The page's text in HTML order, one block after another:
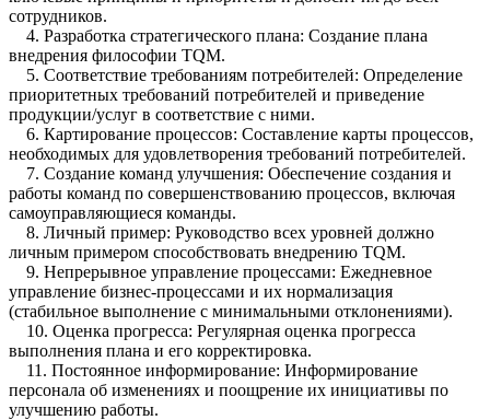
сотрудников.
4. Разработка стратегического плана: Создание плана
внедрения философии TQM.
5. Соответствие требованиям потребителей: Определение
приоритетных требований потребителей и приведение
продукции/услуг в соответствие с ними.
6. Картирование процессов: Составление карты процессов,
необходимых для удовлетворения требований потребителей.
7. Создание команд улучшения: Обеспечение создания и
работы команд по совершенствованию процессов, включая
самоуправляющиеся команды.
8. Личный пример: Руководство всех уровней должно
личным примером способствовать внедрению TQM.
9. Непрерывное управление процессами: Ежедневное
управление бизнес-процессами и их нормализация
(стабильное выполнение с минимальными отклонениями).
10. Оценка прогресса: Регулярная оценка прогресса
выполнения плана и его корректировка.
11. Постоянное информирование: Информирование
персонала об изменениях и поощрение их инициативы по
улучшению работы.